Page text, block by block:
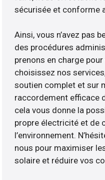
sécurisée et conforme
Ainsi, vous n’avez pas
des procédures
prenons en charge
choisissez nos
soutien complet et sur
raccordement efficace
cela vous donne la
propre électricité et de
l’environnement.
nous pour maximiser
solaire et réduire vos